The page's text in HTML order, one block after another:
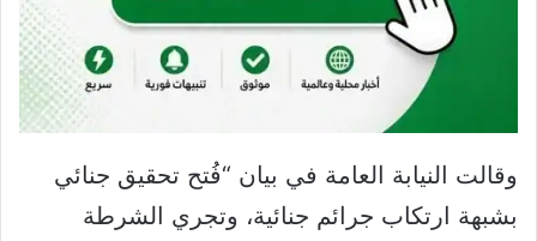
وقالت النيابة العامة في بيان “فُتح تحقيق جنائي
بشبهة ارتكاب جرائم جنائية، وتجري الشرطة